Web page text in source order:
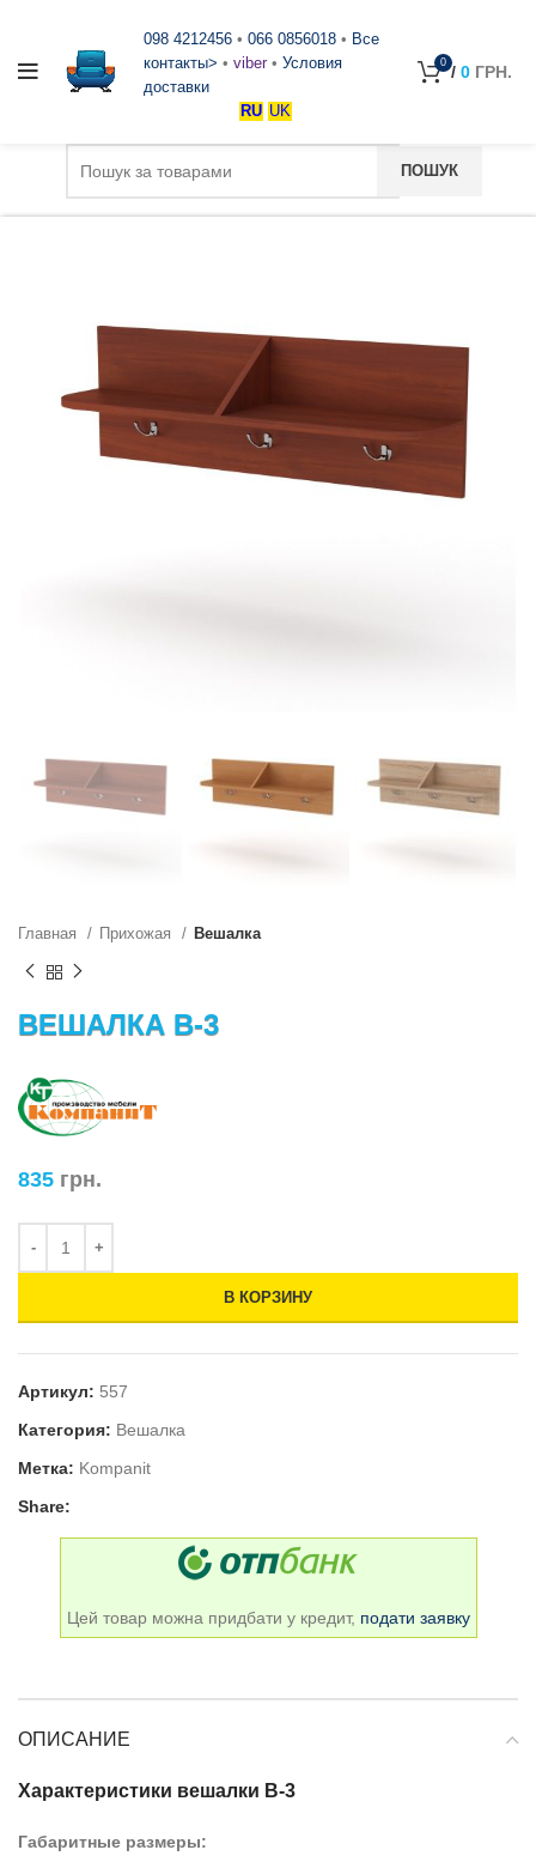
098 4212456 • 066 0856018 • Все
контакты> • viber • Условия
доставки
RU UK
0 / 0 ГРН.
Главная Прихожая Вешалка
ВЕШАЛКА В-3
835 грн.
В КОРЗИНУ
Артикул: 557
Категория: Вешалка
Метка: Kompanit
Share:
Цей товар можна придбати у кредит, подати заявку
ОПИСАНИЕ
Характеристики вешалки В-3
Габаритные размеры: